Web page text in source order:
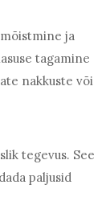
ja
tagamine
nakkuste või
tegevus. See
paljusid